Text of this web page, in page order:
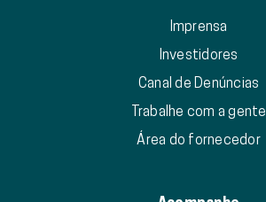
Imprensa
Investidores
Canal de Denúncias
Trabalhe com a gente
Área do fornecedor